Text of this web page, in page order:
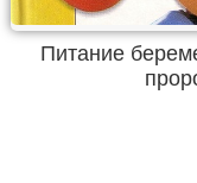
Питание